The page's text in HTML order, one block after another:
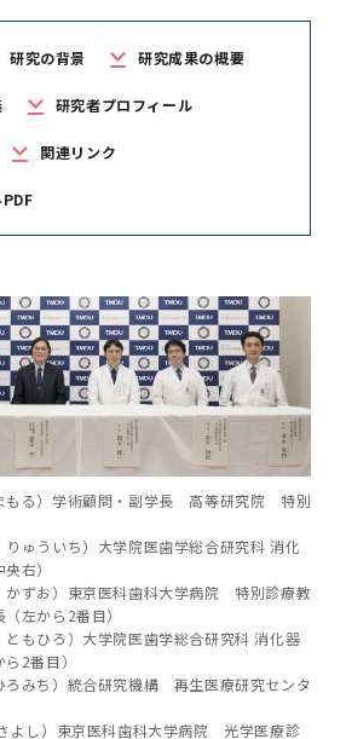
グ
プ
編
談
談
歴史
科歯科大」
ANNUAL NEWS」
ニュース」
向け】（冊子）
科歯科大学
歯科大学トップ
実習の軌跡』
ング実施プロジェクト一覧
トップ
いて
いてトップ
価
標・中期計画等について【6
標・中期計画等について【6
中期計画等について
中期計画等について
期計画等について
評価等について【第1期～
評価等について【第1期～
間中）年度計画、年度評価
間中）年度計画・年度評価
人構想に関する進捗状況に
トップ
研究交流」に関する協定書
研究交流」に関する実施細
｢編入学｣及び｢複数学士号｣
大学共通)
大学共通)トップ
いて
概要
（複数学士号）
東京医科歯科大学）
イト）
）コース（東京医科歯科
トップ
地／関係施設位置図
ＤＧｓ推進宣言
業等取得推進宣言
プ
イバーシティ＆インクルー
イバーシティ＆インクルー
ップ
インクルージョン室
ハラスメント
ハラスメントトップ
応について
リシー
予告）
試変更点
ップ
て
てトップ
検定料
除・徴収猶予について
プログラム
ラム
相談
説明会
等の公表
プ
士課程 国際連携専攻（ジ
ープログラム：JDP）
リシー
試データ
果（スコアレポート）の返
け入試説明会
金について
金についてトップ
究科生体検査科学講座
テム
生および大学院研究生募集
生および大学院研究生募集
所
究科
い合わせ窓口
度）総合知と癒しの次世代
育成プログラム Science
ー育成プログラム Science
歯学系)」対象学生の春募集
to Science Tokyo
）Program for the 2026
Eligible Students
to Science Tokyo
for the 2025
Eligible Students
５年度）総合知と癒しの次
ー育成プログラム（医歯学
SPRING (医歯学系)」
度）トップレベルAI研究の
パート人材育成プログラム
ついて
成プログラム対象学生（医
の募集について
年度）TMDUトップレベル
創型エキスパート人材育成プ
（TMDU-BOOST生）の募
・サイエンティスト）養成支
年度）CS（クリニシャン・
Support Program
2026
ム
トップ
域コース
シラバス）
目等履修生について
学金
学金トップ
検定料トップ
検定料
・徴収猶予について
除・徴収猶予について
除・徴収猶予について
トップ
】入学料免除・徴収猶予申
Fee
Fee Deferment）
相談窓口」を設置しまし
プ
団体等奨学金
臨床検査学系博士後期課程
トップ
て
トップ
機関の皆様へ
感染症に伴うお知らせ
ップ
健衛生学科）
腔保健学科）
究科
研究科
健衛生学科）
健衛生学科）トップ
護学専攻】
査技術学専攻】
腔保健学科）
腔保健学科）トップ
腔保健衛生学専攻】
腔保健工学専攻】
究科
究科トップ
保健学専攻
保健学専攻【医療管理政策
】
攻
医療科学専攻
究科
研究科トップ
学専攻
護学専攻
腔保健学科）
ポジウム・講演会等のお知
一覧
研究科
究科トップ
保健学専攻
保健学専攻トップ
士課程履修要項（シラバ
保健学専攻【医療管理政策
】
保健学専攻 グローバルヘル
コース
攻
攻トップ
専攻（ジョイント・ディグリ
）
究科
究科トップ
指導教員研究内容
指導教員研究内容トップ
ラバス）保健衛生学研究科
ソーシアム履修の手引き
一覧
チ講座・ジョイントリサーチ
）
開発管理システム(外部サ
テム(外部サイト)
公募スケジュール(学内専
募
ム
ム(学外利用時VPN必要)
会申請システム
請システム(学外利用時
いて
学内専用)
等
ス
用)
ンター（YISC）
イノベーション推進機構
ョンセンター
ップ
ついて
(学内専用)
学内専用)
(事務部)
在学生
卒業生
企業・研究者・一般の方
研究の背景 研究成果の概要
研究者プロフィール
関連リンク
る）学術顧問・副学長 高等研究院 特別
ゅういち）大学院医歯学総合研究科 消化
右）
ずお）東京医科歯科大学病院 特別診療教
左から2番目）
もひろ）大学院医歯学総合研究科 消化器
2番目）
みち）統合研究機構 再生医療研究センタ
よし）東京医科歯科大学病院 光学医療診